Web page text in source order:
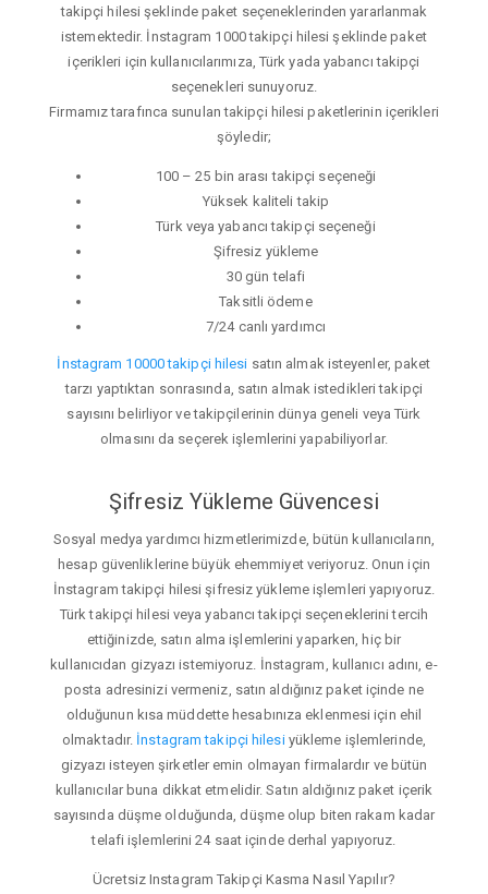
takipçi hilesi şeklinde paket seçeneklerinden yararlanmak
istemektedir. İnstagram 1000 takipçi hilesi şeklinde paket
içerikleri için kullanıcılarımıza, Türk yada yabancı takipçi
seçenekleri sunuyoruz.
Firmamız tarafınca sunulan takipçi hilesi paketlerinin içerikleri
şöyledir;
100 – 25 bin arası takipçi seçeneği
Yüksek kaliteli takip
Türk veya yabancı takipçi seçeneği
Şifresiz yükleme
30 gün telafi
Taksitli ödeme
7/24 canlı yardımcı
İnstagram 10000 takipçi hilesi satın almak isteyenler, paket
tarzı yaptıktan sonrasında, satın almak istedikleri takipçi
sayısını belirliyor ve takipçilerinin dünya geneli veya Türk
olmasını da seçerek işlemlerini yapabiliyorlar.
Şifresiz Yükleme Güvencesi
Sosyal medya yardımcı hizmetlerimizde, bütün kullanıcıların,
hesap güvenliklerine büyük ehemmiyet veriyoruz. Onun için
İnstagram takipçi hilesi şifresiz yükleme işlemleri yapıyoruz.
Türk takipçi hilesi veya yabancı takipçi seçeneklerini tercih
ettiğinizde, satın alma işlemlerini yaparken, hiç bir
kullanıcıdan gizyazı istemiyoruz. İnstagram, kullanıcı adını, e-
posta adresinizi vermeniz, satın aldığınız paket içinde ne
olduğunun kısa müddette hesabınıza eklenmesi için ehil
olmaktadır. İnstagram takipçi hilesiyükleme işlemlerinde,
gizyazı isteyen şirketler emin olmayan firmalardır ve bütün
kullanıcılar buna dikkat etmelidir. Satın aldığınız paket içerik
sayısında düşme olduğunda, düşme olup biten rakam kadar
telafi işlemlerini 24 saat içinde derhal yapıyoruz.
Ücretsiz Instagram Takipçi Kasma Nasıl Yapılır?